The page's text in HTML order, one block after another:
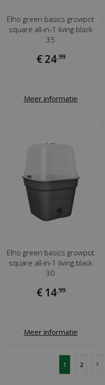
Elho green basics growpot
square all-in-1 living black
35
€ 24 99
Meer informatie
Elho green basics growpot
square all-in-1 living black
30
€ 14 99
Meer informatie
1 2